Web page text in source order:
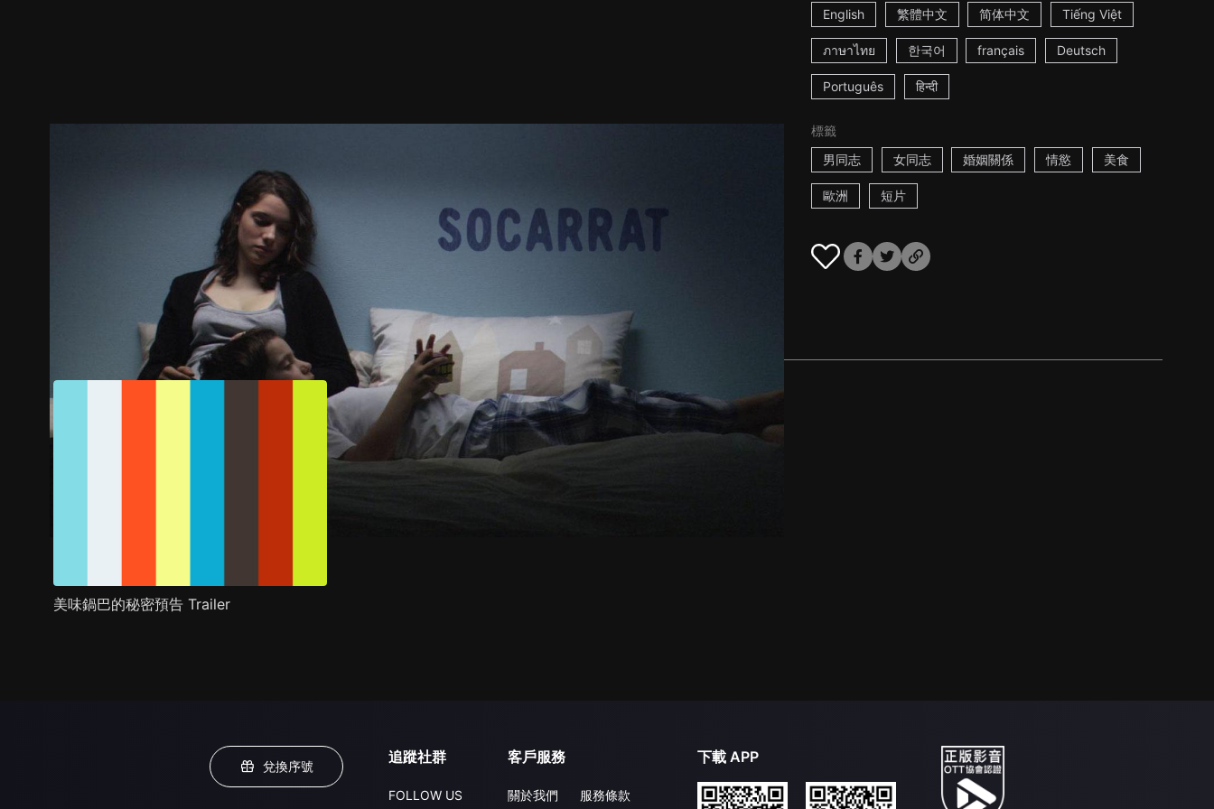
English 繁體中文 简体中文 Tiếng Việt
ภาษาไทย 한국어 français Deutsch
Português हिन्दी
標籤
男同志
女同志 婚姻關係 情慾 美食
歐洲 短片
推薦影片 劇情介紹
美味鍋巴的秘密預告 Trailer
兌換序號
追蹤社群
FOLLOW US
客戶服務
關於我們 服務條款
下載 APP